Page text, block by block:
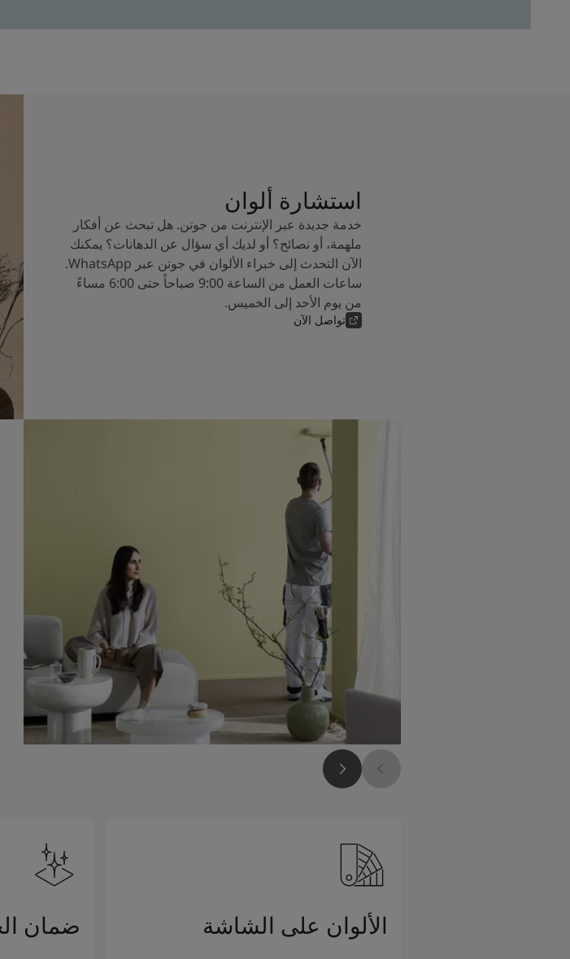
استشارة ألوان
خدمة جديدة عبر الإنترنت من جوتن. هل تبحث عن أفكار
ملهمة، أو نصائح؟ أو لديك أي سؤال عن الدهانات؟ يمكنك
الآن التحدث إلى خبراء الألوان في جوتن عبر WhatsApp.
ساعات العمل من الساعة 9:00 صباحاً حتى 6:00 مساءً
من يوم الأحد إلى الخميس.
تواصل الآن
الألوان على الشاشة ضمان